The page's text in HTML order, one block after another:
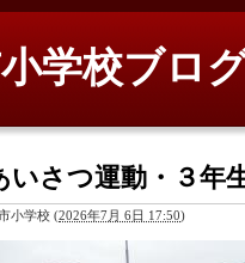
学校ブロ
いさつ運動・３年
小学校 (2026年7月 6日 17:50)